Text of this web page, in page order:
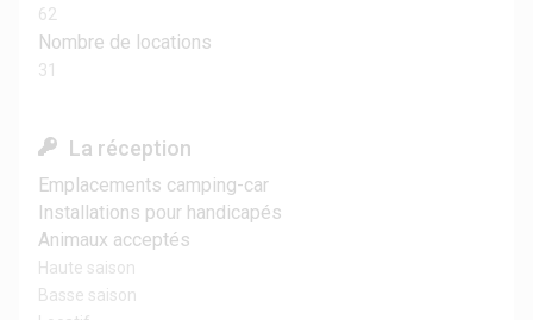
62
Nombre de locations
31
La réception
Emplacements camping-car
Installations pour handicapés
Animaux acceptés
Haute saison
Basse saison